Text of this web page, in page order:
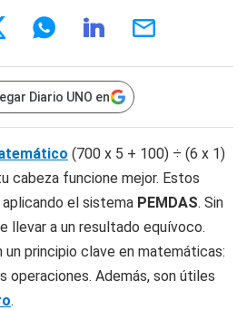
Diario UNO en
(700 x 5 + 100) ÷ (6 x 1)
cabeza funcione mejor. Estos
el sistema PEMDAS. Sin
llevar a un resultado equívoco.
principio clave en matemáticas:
operaciones. Además, son útiles
.